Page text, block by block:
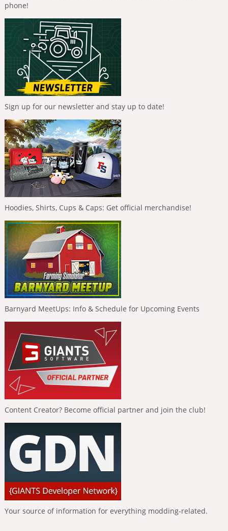
phone!
Sign up for our newsletter and stay up to date!
Hoodies, Shirts, Cups & Caps: Get official merchandise!
Barnyard MeetUps: Info & Schedule for Upcoming Events
Content Creator? Become official partner and join the club!
Your source of information for everything modding-related.